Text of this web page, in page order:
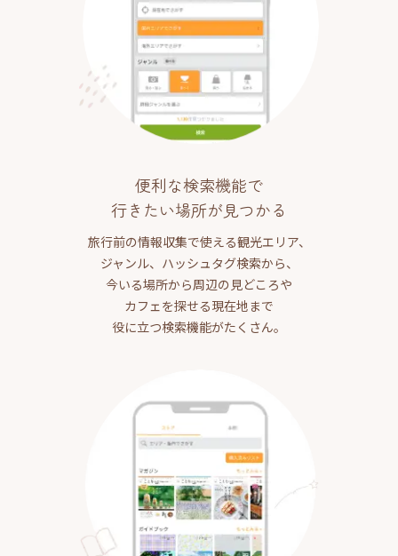
便利な検索機能で
行きたい場所が見つかる
旅行前の情報収集で使える観光エリア、
ジャンル、ハッシュタグ検索から、
今いる場所から周辺の見どころや
カフェを探せる現在地まで
役に立つ検索機能がたくさん。